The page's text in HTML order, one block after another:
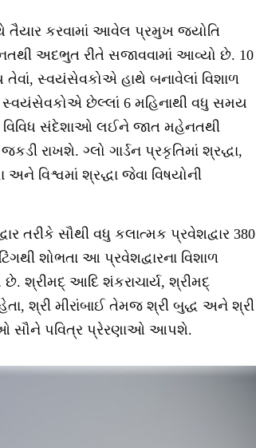
કરવામાં આવેલ પ્રમુખ જ્યોતિ
અદભુત રીતે સજાવવામાં આવ્યો છે. 10
તેવાં, સ્વયંસેવકોએ હાથે બનાવેલાં વિશાળ
છેલ્લાં 6 મહિનાથી વધુ સમય
વિવિધ સંદેશાઓ લઈને જાત મહેનતથી
રાખશે. ગ્લો ગાર્ડન પ્રકૃતિમાં શ્રદ્ધા,
અને વિશ્વમાં શ્રદ્ધા જેવા વિષયોની
તરીકે સૌથી વધુ કલાત્મક પ્રવેશદ્વાર 380
શોભતા આ પ્રવેશદ્વારના વિશાળ
શ્રીમદ્ આદિ શંકરાચાર્ય, શ્રીમદ્
શ્રી મીરાંબાઈ તેમજ શ્રી બુદ્ધ અને શ્રી
સૌને પવિત્ર પ્રેરણાઓ આપશે.